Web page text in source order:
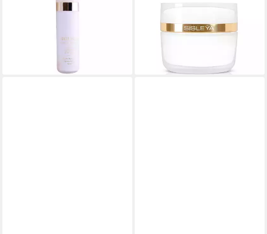
Anti-Age Anti-Wrinkle Conc.
lieferbar in 3 Wochen
ab 496,66 €
(9.933,20 €/ 1 l)
lieferbar - in 2-3 Werktagen bei dir